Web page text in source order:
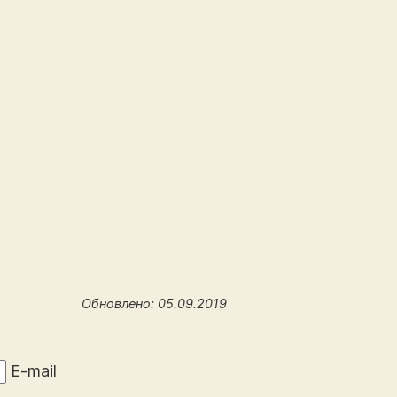
Обновлено: 05.09.2019
E-mail